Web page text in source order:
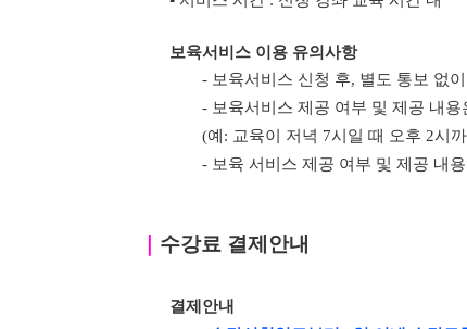
보육서비스 이용 유의사항
- 보육서비스 신청 후, 별도 통보 없
- 보육서비스 제공 여부 및 제공 내
(예: 교육이 저녁 7시일 때 오후 2시
- 보육 서비스 제공 여부 및 제공 내
수강료 결제안내
결제안내